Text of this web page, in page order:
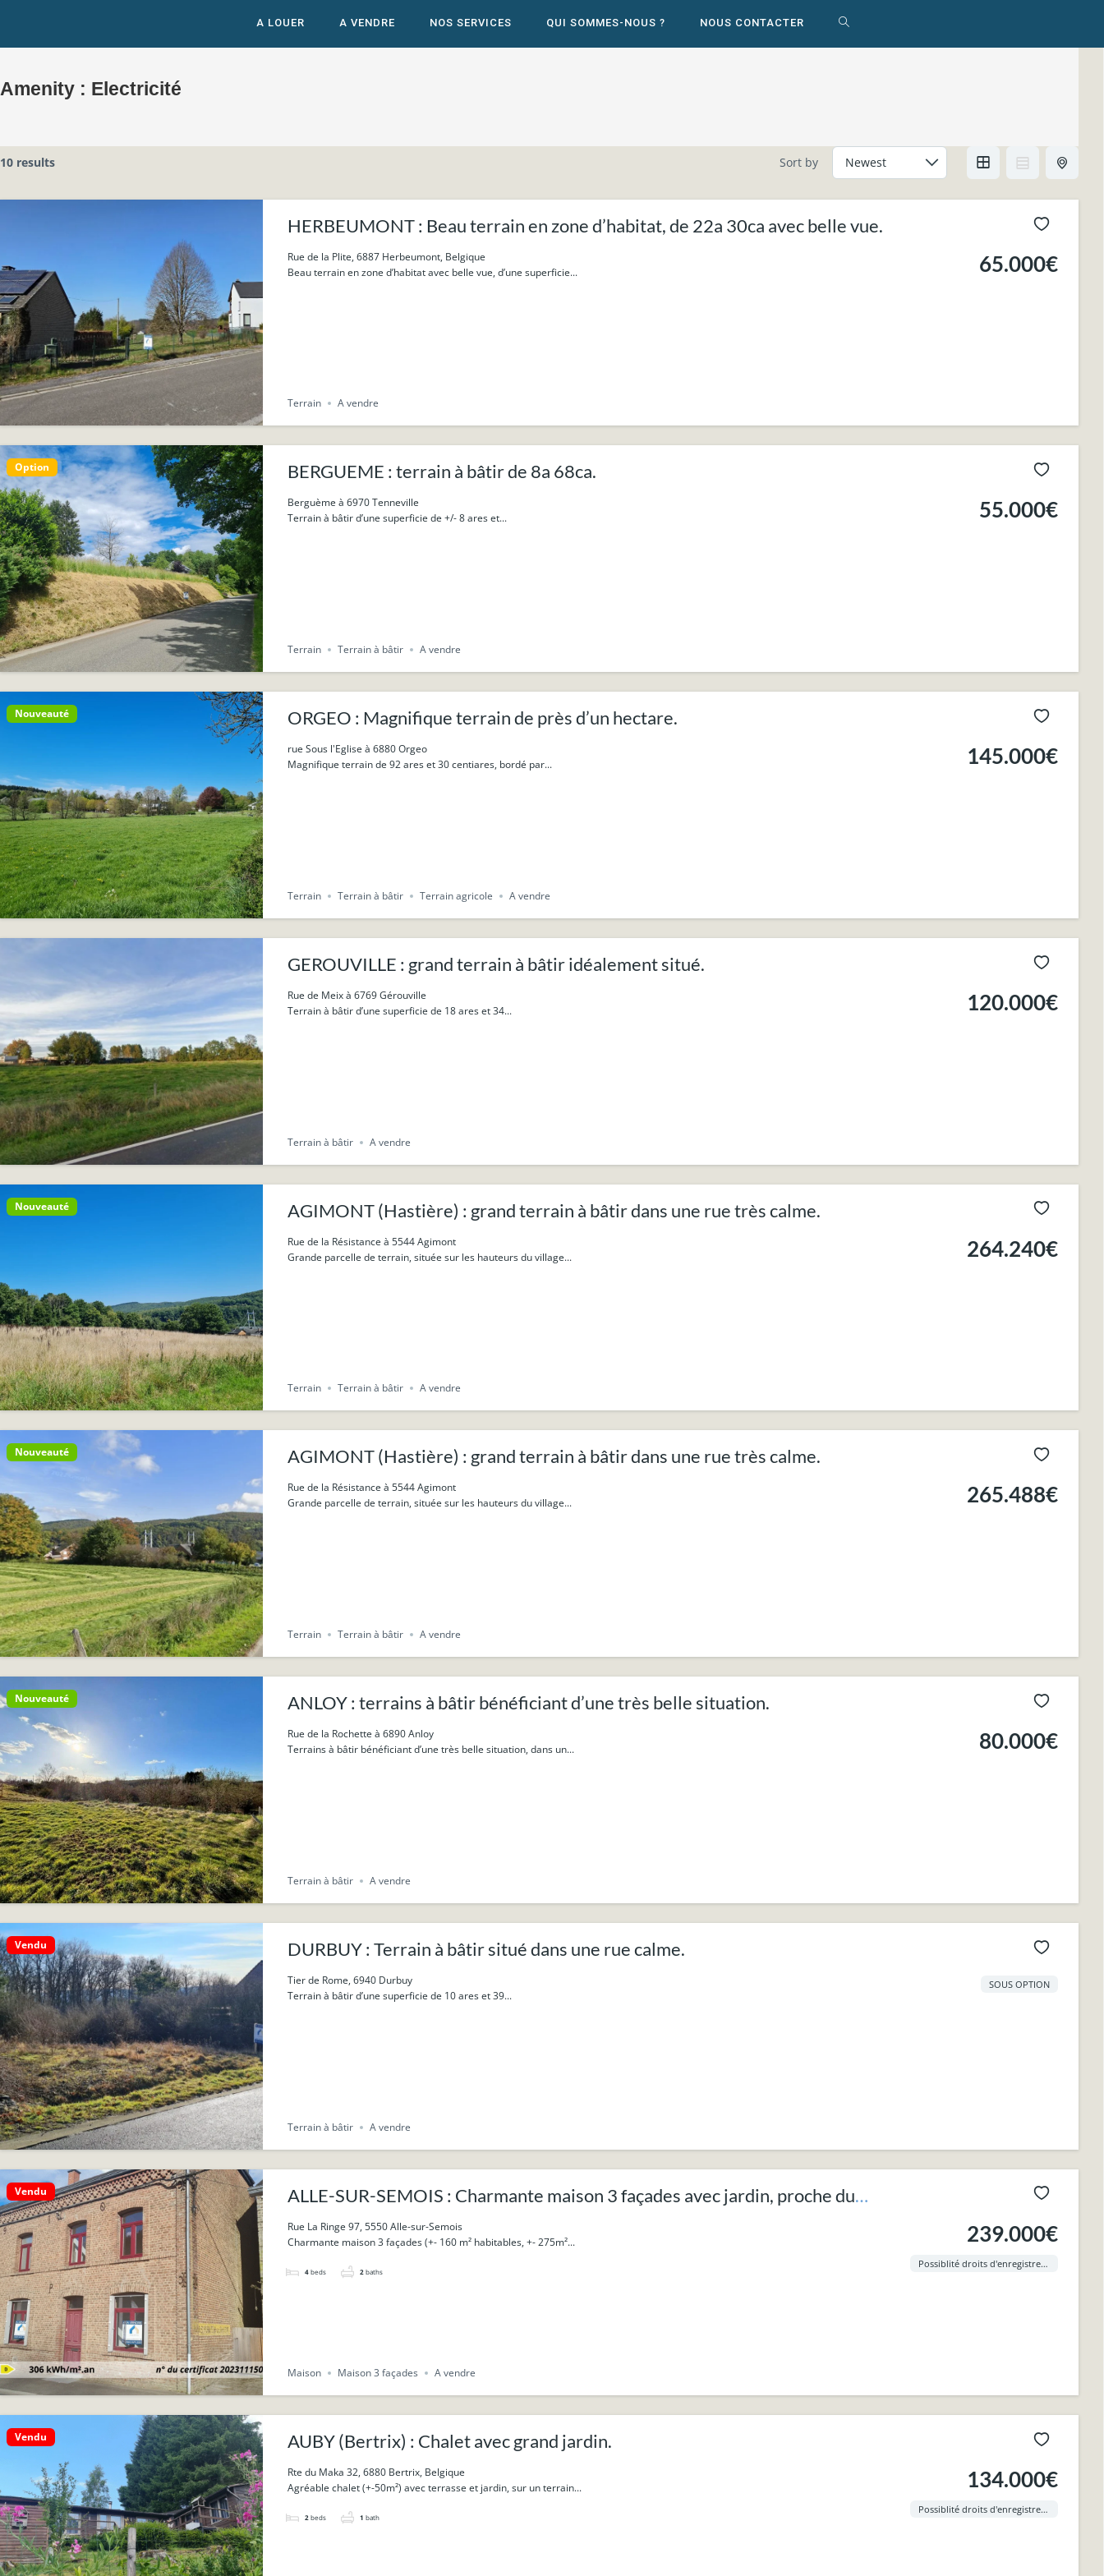
A LOUER A VENDRE NOS SERVICES QUI SOMMES-NOUS ? NOUS CONTACTER TOGGLE
Amenity : Electricité
10 results Sort by
HERBEUMONT : Beau terrain en zone d’habitat, de 22a 30ca avec belle vue.
Rue de la Plite, 6887 Herbeumont, Belgique
Beau terrain en zone d’habitat avec belle vue, d’une superficie...
65.000€
Terrain A vendre
Option BERGUEME : terrain à bâtir de 8a 68ca.
Berguème à 6970 Tenneville
Terrain à bâtir d’une superficie de +/- 8 ares et...
55.000€
Terrain Terrain à bâtir A vendre
Nouveauté ORGEO : Magnifique terrain de près d’un hectare.
rue Sous l'Eglise à 6880 Orgeo
Magnifique terrain de 92 ares et 30 centiares, bordé par...
145.000€
Terrain Terrain à bâtir Terrain agricole A vendre
GEROUVILLE : grand terrain à bâtir idéalement situé.
Rue de Meix à 6769 Gérouville
Terrain à bâtir d’une superficie de 18 ares et 34...
120.000€
Terrain à bâtir A vendre
Nouveauté AGIMONT (Hastière) : grand terrain à bâtir dans une rue très calme.
Rue de la Résistance à 5544 Agimont
Grande parcelle de terrain, située sur les hauteurs du village...
264.240€
Terrain Terrain à bâtir A vendre
Nouveauté AGIMONT (Hastière) : grand terrain à bâtir dans une rue très calme.
Rue de la Résistance à 5544 Agimont
Grande parcelle de terrain, située sur les hauteurs du village...
265.488€
Terrain Terrain à bâtir A vendre
Nouveauté ANLOY : terrains à bâtir bénéficiant d’une très belle situation.
Rue de la Rochette à 6890 Anloy
Terrains à bâtir bénéficiant d’une très belle situation, dans un...
80.000€
Terrain à bâtir A vendre
Vendu DURBUY : Terrain à bâtir situé dans une rue calme.
Tier de Rome, 6940 Durbuy
Terrain à bâtir d’une superficie de 10 ares et 39...
SOUS OPTION
Terrain à bâtir A vendre
Vendu
ALLE-SUR-SEMOIS : Charmante maison 3 façades avec jardin, proche du
centre du village.
Rue La Ringe 97, 5550 Alle-sur-Semois
Charmante maison 3 façades (+- 160 m² habitables, +- 275m²...
4 beds 2 baths
239.000€
Possiblité droits d'enregistrement à 3% !
Maison Maison 3 façades A vendre
Vendu AUBY (Bertrix) : Chalet avec grand jardin.
Rte du Maka 32, 6880 Bertrix, Belgique
Agréable chalet (+-50m²) avec terrasse et jardin, sur un terrain...
2 beds 1 bath
134.000€
Possiblité droits d'enregistrement à 3% !